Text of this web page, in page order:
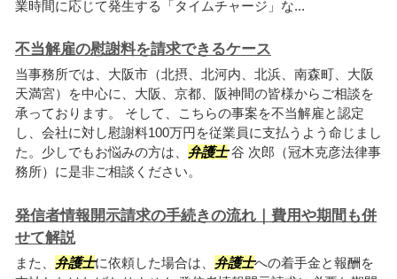
業時間に応じて発生する「タイムチャージ」な...
不当解雇の慰謝料を請求できるケース
当事務所では、大阪市（北摂、北河内、北浜、南森町、大阪
天満宮）を中心に、大阪、京都、阪神間の皆様からご相談を
承っております。 そして、こちらの事案を不当解雇と認定
し、会社に対し慰謝料100万円を従業員に支払うよう命じまし
た。少しでもお悩みの方は、 弁護士谷 次郎（冠木克彦法律事
務所）に是非ご相談ください。
発信者情報開示請求の手続きの流れ｜費用や期間も併
せて解説
また、 弁護士に依頼した場合は、 弁護士への着手金と報酬を